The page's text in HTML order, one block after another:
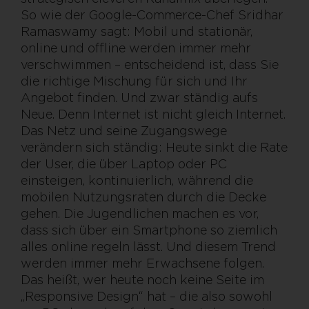
So wie der Google-Commerce-Chef Sridhar
Ramaswamy sagt: Mobil und stationär,
online und offline werden immer mehr
verschwimmen – entscheidend ist, dass Sie
die richtige Mischung für sich und Ihr
Angebot finden. Und zwar ständig aufs
Neue. Denn Internet ist nicht gleich Internet.
Das Netz und seine Zugangswege
verändern sich ständig: Heute sinkt die Rate
der User, die über Laptop oder PC
einsteigen, kontinuierlich, während die
mobilen Nutzungsraten durch die Decke
gehen. Die Jugendlichen machen es vor,
dass sich über ein Smartphone so ziemlich
alles online regeln lässt. Und diesem Trend
werden immer mehr Erwachsene folgen.
Das heißt, wer heute noch keine Seite im
„Responsive Design“ hat – die also sowohl